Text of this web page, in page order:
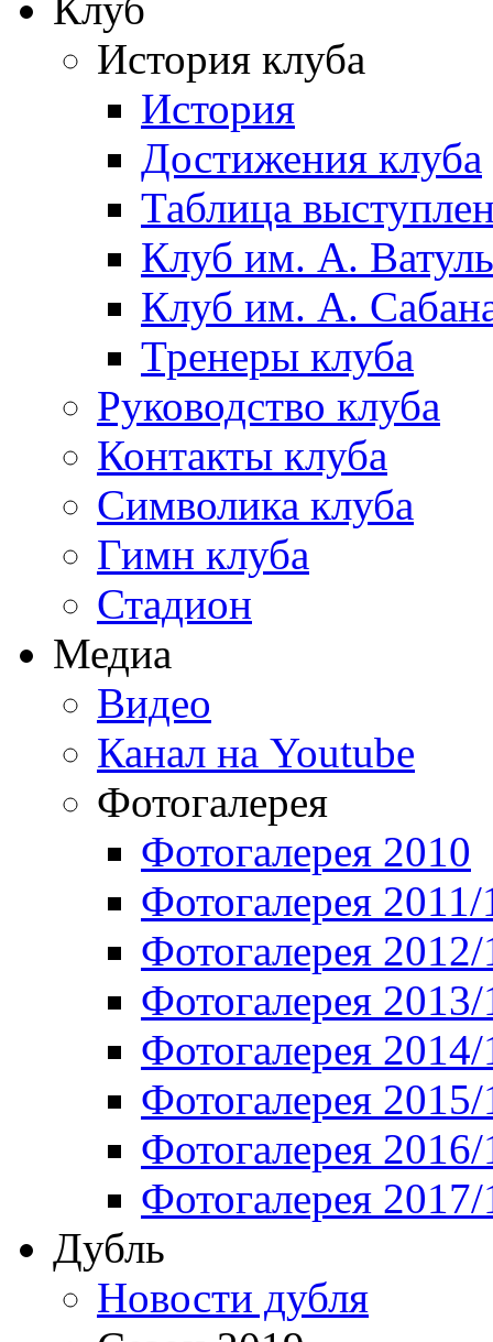
История клуба
История
Достижения клуба
Таблица
Клуб им. А.
Клуб им. А.
Тренеры клуба
Руководство клуба
Контакты клуба
Символика клуба
Гимн клуба
Стадион
Медиа
Видео
Канал на Youtube
Фотогалерея
Фотогалерея 2010
Фотогалерея 2011/
Фотогалерея
Фотогалерея
Фотогалерея
Фотогалерея
Фотогалерея
Фотогалерея
Дубль
Новости дубля